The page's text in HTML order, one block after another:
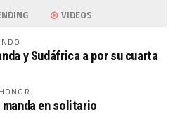
VIDEOS
y Sudáfrica a por su cuarta
manda en solitario